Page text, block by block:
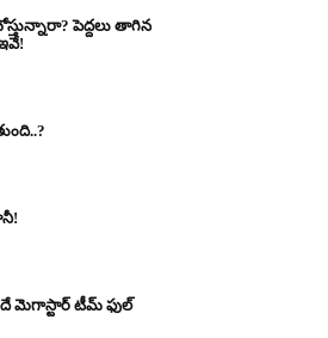
పెద్దలు తాగిన
మెగాస్టార్ టీమ్ ఫుల్